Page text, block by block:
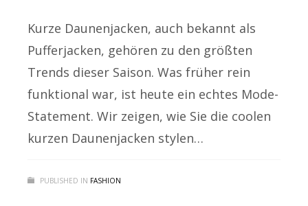
Kurze Daunenjacken, auch bekannt als
Pufferjacken, gehören zu den größten
Trends dieser Saison. Was früher rein
funktional war, ist heute ein echtes Mode-
Statement. Wir zeigen, wie Sie die coolen
kurzen Daunenjacken stylen…
PUBLISHED IN FASHION